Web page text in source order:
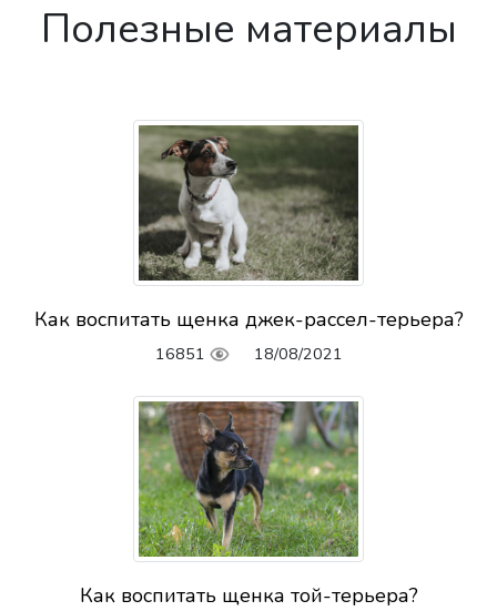
Полезные материалы
Как воспитать щенка джек-рассел-терьера?
16851 18/08/2021
Как воспитать щенка той-терьера?